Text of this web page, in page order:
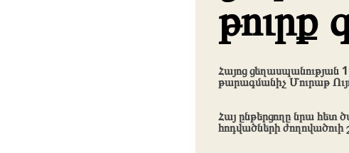
թուրք
Հայոց ցեղասպանության
թարագմանիչ Մուրաթ
Հայ ընթերցողը նրա հետ
հոդվածների